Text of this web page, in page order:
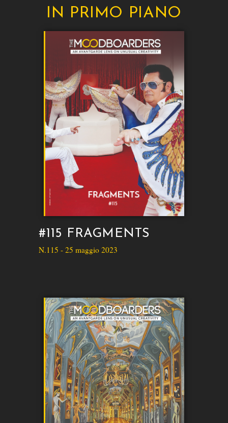
IN PRIMO PIANO
#115 FRAGMENTS
N.115 - 25 maggio 2023